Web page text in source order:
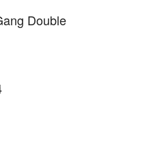
Double